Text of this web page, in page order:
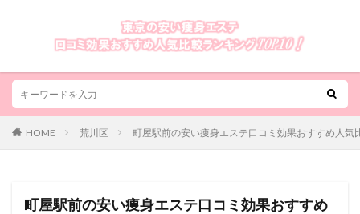
HOME 荒川区 町屋駅前の安い痩身エステ口コミ効果おすすめ人気
町屋駅前の安い痩身エステ口コミ効果おすすめ